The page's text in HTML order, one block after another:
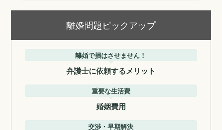
離婚問題ピックアップ
離婚で損はさせません！
弁護士に依頼するメリット
重要な生活費
婚姻費用
交渉・早期解決